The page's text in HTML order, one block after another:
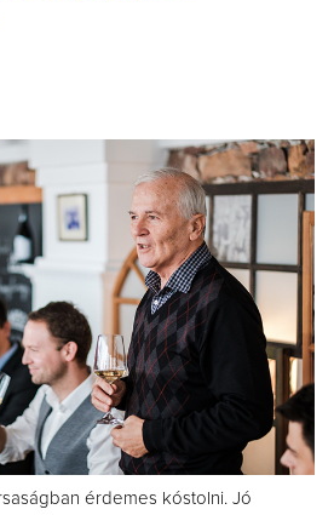
érdemes kóstolni. Jó